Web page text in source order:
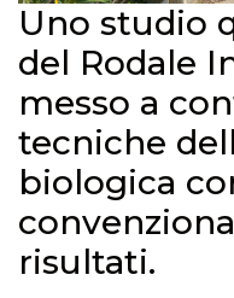
Uno studio
del Rodale
messo a
tecniche
biologica
risultati.